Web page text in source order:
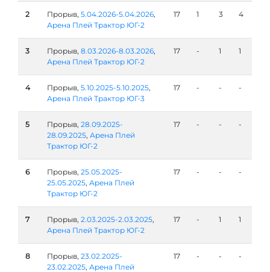
2 Прорыв, 5.04.2026-5.04.2026,
Арена Плей Трактор ЮГ-2
17 1 3 4
3 Прорыв, 8.03.2026-8.03.2026,
Арена Плей Трактор ЮГ-2
17 - 1 1
4 Прорыв, 5.10.2025-5.10.2025,
Арена Плей Трактор ЮГ-3
17 - - -
5 Прорыв, 28.09.2025-
28.09.2025, Арена Плей
Трактор ЮГ-2
17 - - -
6 Прорыв, 25.05.2025-
25.05.2025, Арена Плей
Трактор ЮГ-2
17 - - -
7 Прорыв, 2.03.2025-2.03.2025,
Арена Плей Трактор ЮГ-2
17 - 1 1
8 Прорыв, 23.02.2025-
23.02.2025, Арена Плей
17 - - -